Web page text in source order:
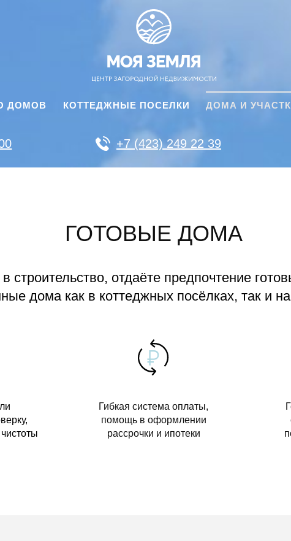
ДОМОВ КОТТЕДЖНЫЕ ПОСЕЛКИ ДОМА И
+7 (423) 249 22 39
ГОТОВЫЕ ДОМА
строительство, отдаёте предпочтение
дома как в коттеджных посёлках, так и
Гибкая система оплаты,
помощь в оформлении
рассрочки и ипотеки